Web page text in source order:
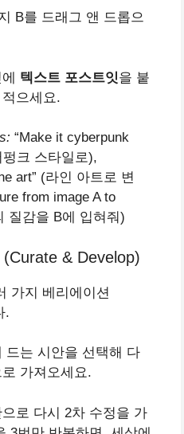
B를 드래그 앤 드롭으
텍스트 포스트잇을 붙
으세요.
“Make it cyberpunk
크 스타일로),
art” (라인 아트로 변
from image A to
질감을 B에 입혀줘)
& Develop)
가지 베리에이션
.
드는 시안을 선택해 다
가져오세요.
로 다시 2차 수정을 가